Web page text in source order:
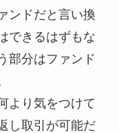
ンドだと言い換
できるはずもな
部分はファンド
より気をつけて
し取引が可能だ